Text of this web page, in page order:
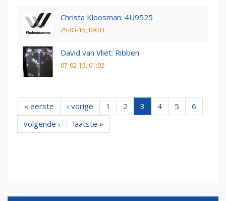
Christa Kloosman: 4U9525
25-03-15, 09:03
David van Vliet: Ribben
07-02-15, 01:02
« eerste ‹ vorige 1 2 3 4 5
6
volgende ›
laatste »